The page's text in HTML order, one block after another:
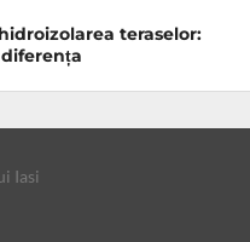
teraselor: